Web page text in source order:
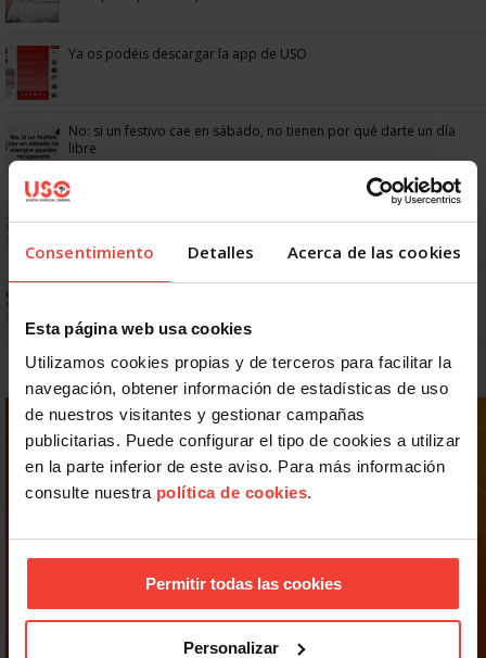
Consentimiento Detalles Acerca de las cookies
Esta página web usa cookies
Utilizamos cookies propias y de terceros para facilitar la
navegación, obtener información de estadísticas de uso
de nuestros visitantes y gestionar campañas
publicitarias. Puede configurar el tipo de cookies a utilizar
en la parte inferior de este aviso. Para más información
consulte nuestra política de cookies.
Permitir todas las cookies
Personalizar
Ya os podéis descargar la app de USO
No: si un festivo cae en sábado, no tienen por qué darte un día
libre
Dudas frecuentes sobre las vacaciones
Prepara gratis con USO las oposiciones a AGE, Seguridad Social y